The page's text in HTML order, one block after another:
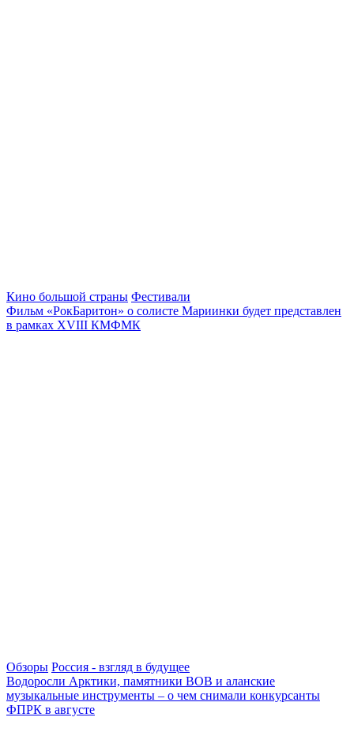
Кино большой страны Фестивали
Фильм «РокБаритон» о солисте Мариинки будет представлен
в рамках XVIII КМФМК
Обзоры Россия - взгляд в будущее
Водоросли Арктики, памятники ВОВ и аланские
музыкальные инструменты – о чем снимали конкурсанты
ФПРК в августе